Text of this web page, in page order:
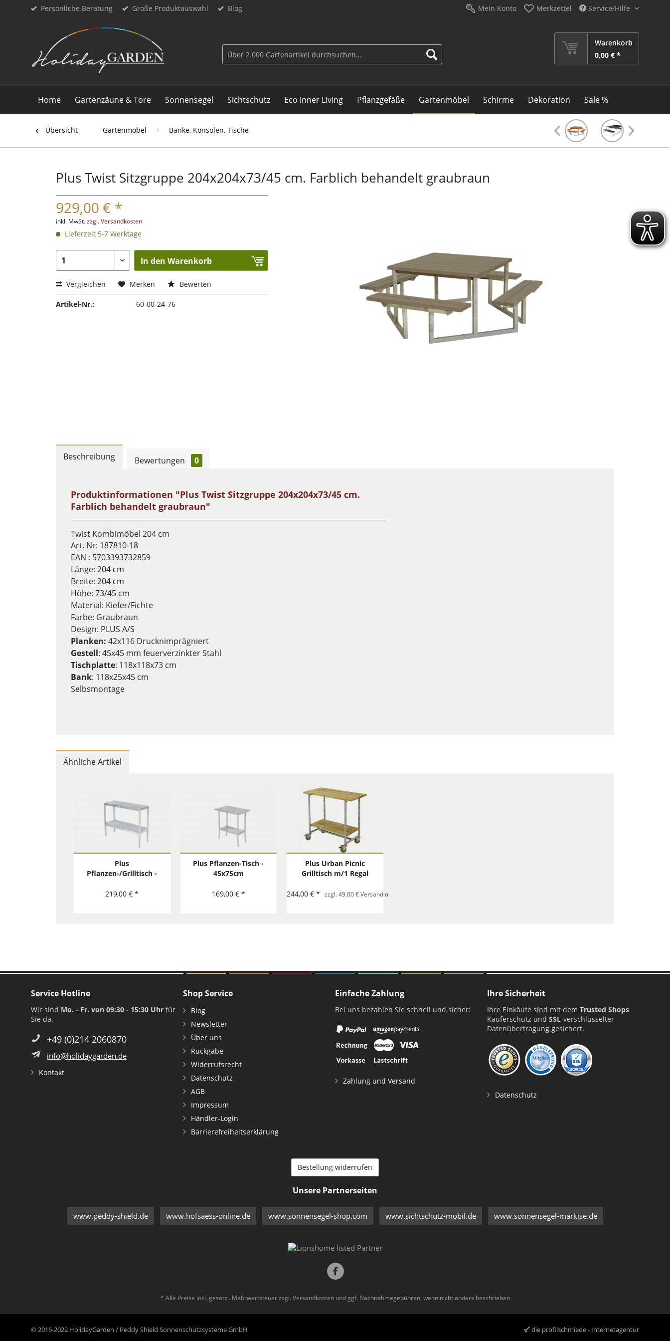
Persönliche Beratung Große Produktauswahl Blog Mein Konto Merkzettel Service/Hilfe
Warenkorb
0,00 € *
Home Gartenzäune & Tore Sonnensegel Sichtschutz Eco Inner Living Pflanzgefäße Gartenmöbel Schirme Dekoration Sale %
Übersicht Gartenmöbel Bänke, Konsolen, Tische
Plus Twist Sitzgruppe 204x204x73/45 cm. Farblich behandelt graubraun
929,00 € *
inkl. MwSt.zzgl. Versandkosten
Lieferzeit 5-7 Werktage
In den Warenkorb
Vergleichen Merken Bewerten
Artikel-Nr.: 60-00-24-76
Beschreibung Bewertungen 0
Produktinformationen "Plus Twist Sitzgruppe 204x204x73/45 cm.
Farblich behandelt graubraun"
Twist Kombimöbel 204 cm
Art. Nr: 187810-18
EAN : 5703393732859
Länge: 204 cm
Breite: 204 cm
Höhe: 73/45 cm
Material: Kiefer/Fichte
Farbe: Graubraun
Design: PLUS A/S
Planken: 42x116 Drucknimprägniert
Gestell: 45x45 mm feuerverzinkter Stahl
Tischplatte: 118x118x73 cm
Bank: 118x25x45 cm
Selbsmontage
Ähnliche Artikel
Plus
Pflanzen-/Grilltisch -
219,00 € *
Plus Pflanzen-Tisch -
45x75cm
169,00 € *
Plus Urban Picnic
Grilltisch m/1 Regal
244,00 € * zzgl. 49,00 € Versand mit Spedition pro Bestellung
Service Hotline
Wir sind Mo. - Fr. von 09:30 - 15:30 Uhr für
Sie da.
+49 (0)214 2060870
info@holidaygarden.de
Kontakt
Shop Service
Blog
Newsletter
Über uns
Rückgabe
Widerrufsrecht
Datenschutz
AGB
Impressum
Händler-Login
Barrierefreiheitserklärung
Einfache Zahlung
Bei uns bezahlen Sie schnell und sicher:
Zahlung und Versand
Ihre Sicherheit
Ihre Einkäufe sind mit dem Trusted Shops
Käuferschutz und SSL-verschlüsselter
Datenübertragung gesichert.
Datenschutz
Bestellung widerrufen
Unsere Partnerseiten
www.peddy-shield.de www.hofsaess-online.de www.sonnensegel-shop.com www.sichtschutz-mobil.de www.sonnensegel-markise.de
* Alle Preise inkl. gesetzl. Mehrwertsteuer zzgl. Versandkostenund ggf. Nachnahmegebühren, wenn nicht anders beschrieben
© 2016-2022 HolidayGarden / Peddy Shield Sonnenschutzsysteme GmbH die profilschmiede - Internetagentur